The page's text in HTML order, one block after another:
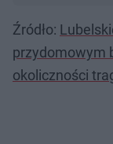
Źródło:
przydomowym
okoliczności